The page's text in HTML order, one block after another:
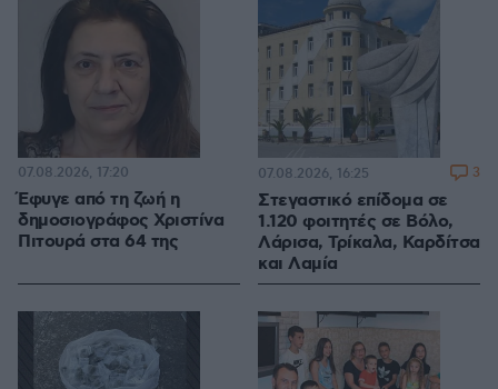
Έφυγε από τη ζωή η
δημοσιογράφος Χριστίνα
Πιτουρά στα 64 της
07.08.2026, 17:20
Στεγαστικό επίδομα σε
1.120 φοιτητές σε Βόλο,
Λάρισα, Τρίκαλα, Καρδίτσα
και Λαμία
07.08.2026, 16:25 3